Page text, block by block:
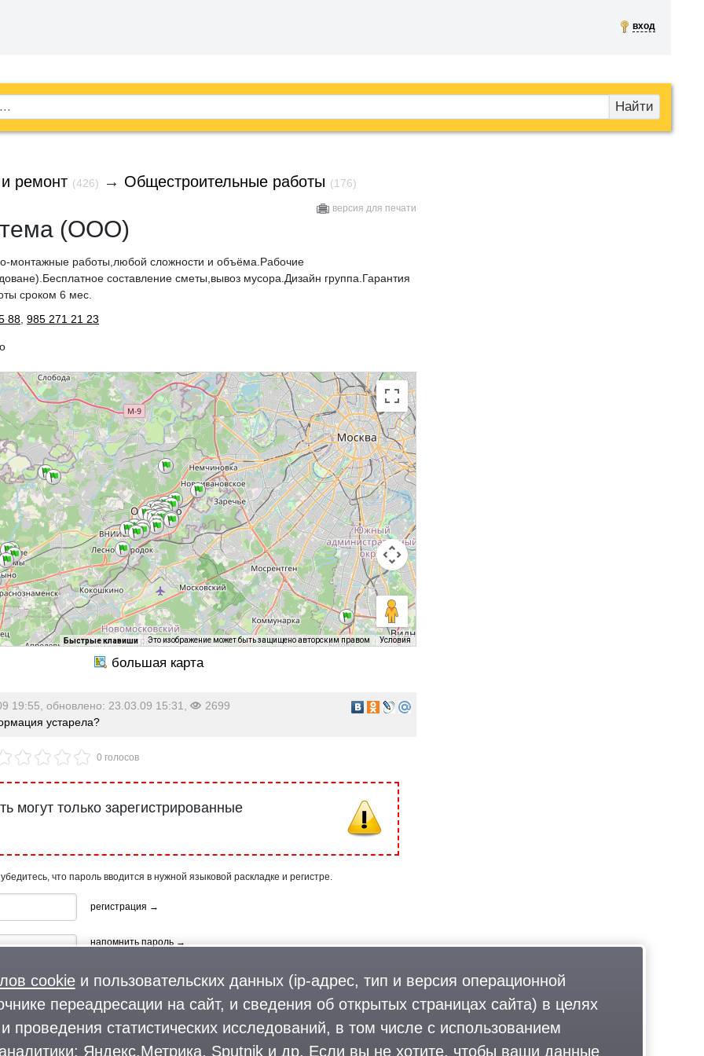
вход
Найти
ремонт (426) → Общестроительные работы (176)
версия для печати
(ООО)
монтажные работы,любой сложности и объёма.Рабочие
составление сметы,вывоз мусора.Дизайн группа.Гарантия
сроком 6 мес.
88 985 271 21 23
Быстрые клавиши Это изображение может быть защищено авторским правом Условия
19:55, обновлено: 23.03.09 15:31,
2699
устарела?
0 голосов
могут только зарегистрированные
что пароль вводится в нужной языковой раскладке и регистре.
регистрация →
напомнить пароль →
используя профиль в:
cookieи пользовательских данных (ip-адрес, тип и версия операционной
переадресации на сайт, и сведения об открытых страницах сайта) в целях
проведения статистических исследований, в том числе с использованием
Яндекс.Метрика, Sputnik и др. Если вы не хотите, чтобы ваши данные